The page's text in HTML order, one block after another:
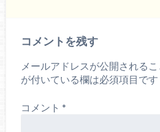
コメントを残す
メールアドレスが公開されるこ
が付いている欄は必須項目です
コメント *